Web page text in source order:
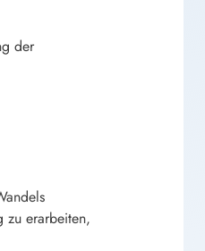
der
zu erarbeiten,